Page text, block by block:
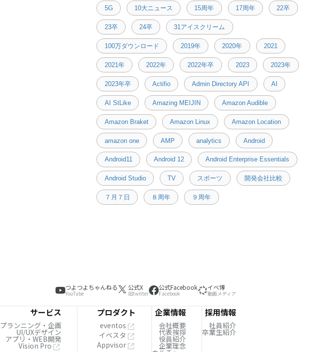
5G 10大ニュース 15周年 17周年 22卒
23卒 24卒 31アイスクリーム
100万ダウンロード 2019年 2020年 2021
2021年 2022年 2022年卒 2023 2023年
2023年卒 Actifio Admin Directory API AI
AI StLike Amazing MEIJIN Amazon Audible
Amazon Braket Amazon Linux Amazon Location
amazon one AMP analytics Android
Android11 Android 12 Android Enterprise Essentials
Android Studio TV スポーツ 開発会社比較
７月７日 ８周年 ９周年
つよつよちゃんねる
YouTube
公式X
旧twitter
公式Facebook
Facebook
イベ博
動画メディア
サービス
プランニング・企画
UI/UXデザイン
アプリ・WEB開発
Vision Pro
プロダクト
eventos
イベスタ
Appvisor
企業情報
会社概要
代表挨拶
役員紹介
企業理念
採用情報
社員紹介
卒業生紹介